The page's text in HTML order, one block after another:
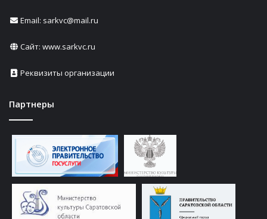
Email: sarkvc@mail.ru
Сайт: www.sarkvc.ru
Реквизиты организации
Партнеры